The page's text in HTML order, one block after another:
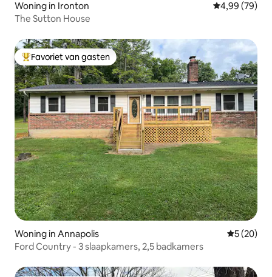
Woning in Ironton Gemiddelde
4,99 (79)
The Sutton House
Topfavoriet van gasten
Favoriet van gasten
Woning in Annapolis
5 (20)
Ford Country - 3 slaapkamers, 2,5 badkamers